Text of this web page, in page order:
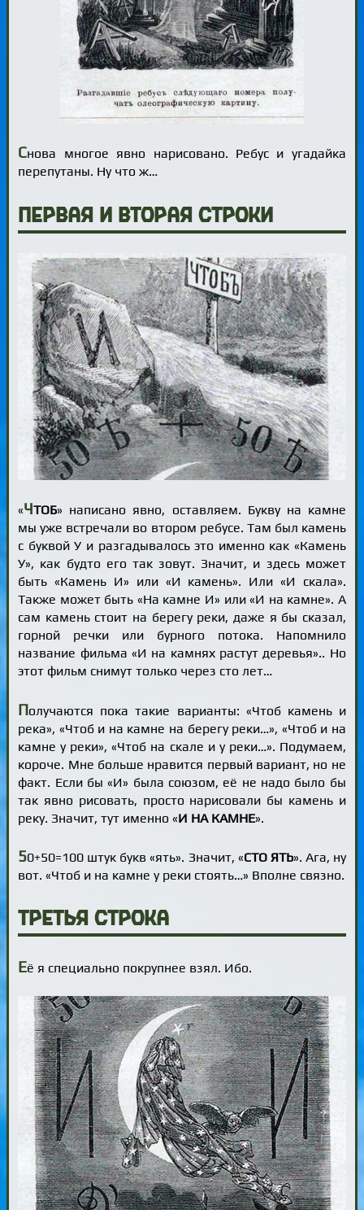
Снова многое явно нарисовано. Ребус и угадайка
перепутаны. Ну что ж…
Первая и вторая строки
«ЧТОБ» написано явно, оставляем. Букву на камне
мы уже встречали во втором ребусе. Там был камень
с буквой У и разгадывалось это именно как «Камень
У», как будто его так зовут. Значит, и здесь может
быть «Камень И» или «И камень». Или «И скала».
Также может быть «На камне И» или «И на камне». А
сам камень стоит на берегу реки, даже я бы сказал,
горной речки или бурного потока. Напомнило
название фильма «И на камнях растут деревья».. Но
этот фильм снимут только через сто лет…
Получаются пока такие варианты: «Чтоб камень и
река», «Чтоб и на камне на берегу реки…», «Чтоб и на
камне у реки», «Чтоб на скале и у реки…». Подумаем,
короче. Мне больше нравится первый вариант, но не
факт. Если бы «И» была союзом, её не надо было бы
так явно рисовать, просто нарисовали бы камень и
реку. Значит, тут именно «И НА КАМНЕ».
50+50=100 штук букв «ять». Значит, «СТО ЯТЬ». Ага, ну
вот. «Чтоб и на камне у реки стоять…» Вполне связно.
Третья строка
Её я специально покрупнее взял. Ибо.